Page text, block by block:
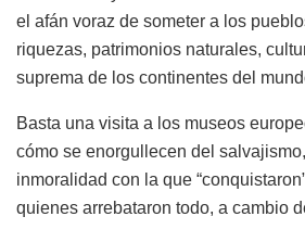
el afán voraz de someter a los
riquezas, patrimonios naturales,
suprema de los continentes del
Basta una visita a los museos
cómo se enorgullecen del
inmoralidad con la que
quienes arrebataron todo, a cambio